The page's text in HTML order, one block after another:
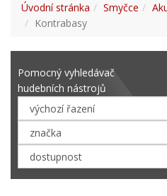
Úvodní stránka Smyčce
Kontrabasy
Pomocný vyhledávač
hudebních nástrojů